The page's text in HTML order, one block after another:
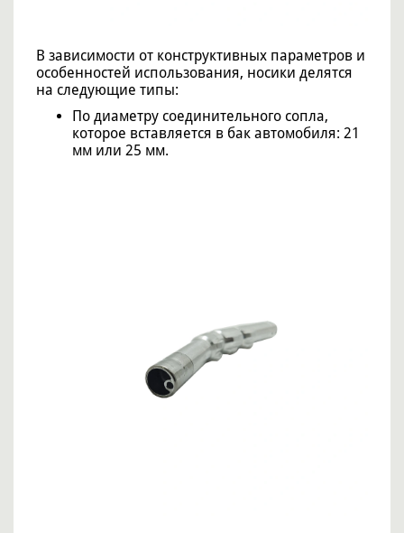
В зависимости от конструктивных параметров и
особенностей использования, носики делятся
на следующие типы:
По диаметру соединительного сопла,
которое вставляется в бак автомобиля: 21
мм или 25 мм.